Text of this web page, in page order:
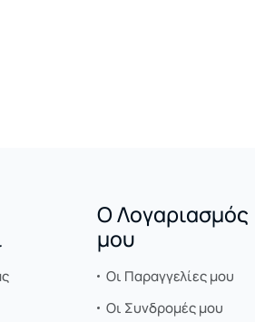
Ο Λογαριασμός
μου
Οι Παραγγελίες μου
Οι Συνδρομές μου